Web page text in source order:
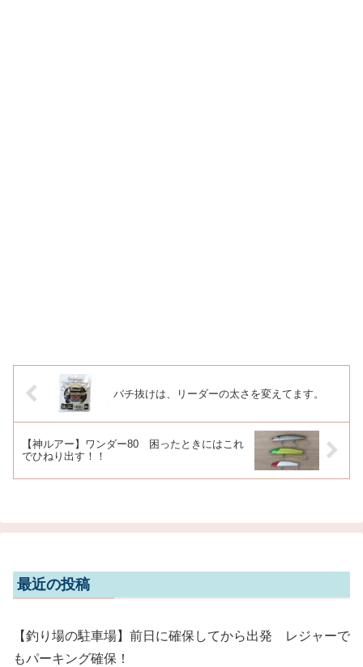
バチ抜けは、リーダーの太さを変えてます。
【神ルアー】ワンダー80 困ったときにはこれ
でひねり出す！！
最近の投稿
【釣り場の駐車場】前日に確保してから出発 レジャーで
もパーキング確保！